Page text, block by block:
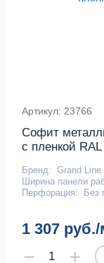
Артикул: 23766
Софит
с пленкой
Бренд: Grand Line
Ширина панели
Перфорация:
Без
1 307